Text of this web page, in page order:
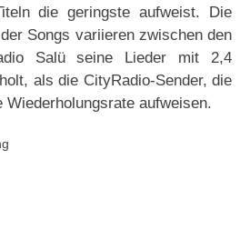
die geringste aufweist. Die
Songs variieren zwischen den
Salü seine Lieder mit 2,4
als die CityRadio-Sender, die
Wiederholungsrate aufweisen.